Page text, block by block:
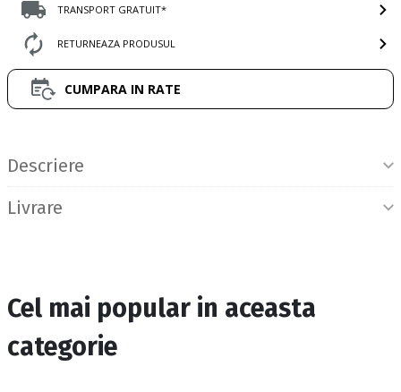
TRANSPORT GRATUIT*
RETURNEAZA PRODUSUL
CUMPARA IN RATE
Descriere
Livrare
Cel mai popular in aceasta
categorie